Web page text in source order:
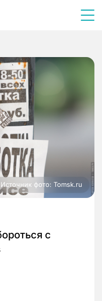
Источник фото: Tomsk.ru
с